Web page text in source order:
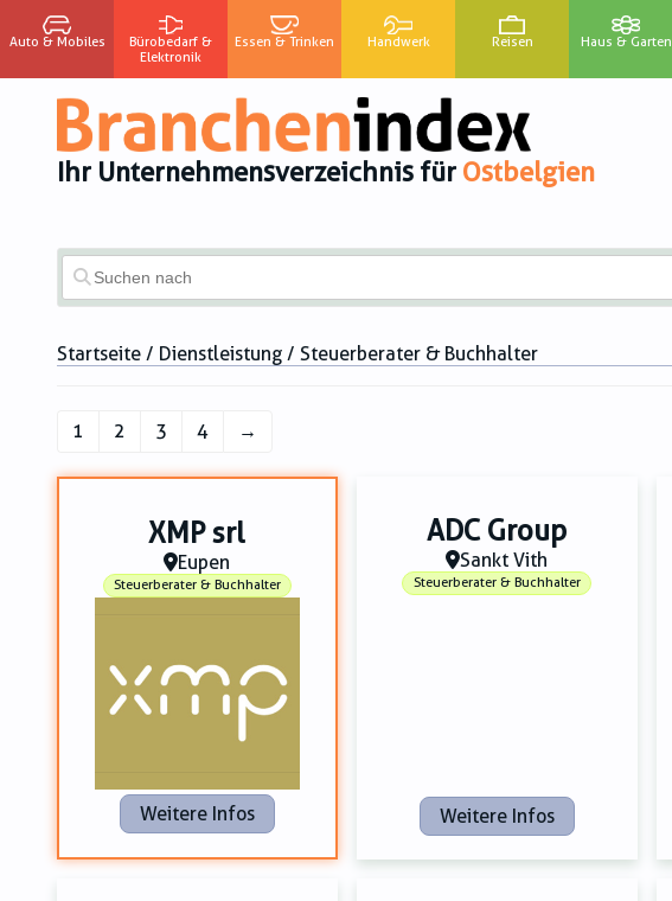
Auto & Mobiles
Bürobedarf &
Elektronik
Essen & Trinken Handwerk Reisen Haus & Garten
Ihr Unternehmensverzeichnis für Ostbelgien
Startseite / Dienstleistung / Steuerberater & Buchhalter
1 2 3 4 →
XMP srl
Eupen
Steuerberater & Buchhalter
Weitere Infos
ADC Group
Sankt Vith
Steuerberater & Buchhalter
Weitere Infos